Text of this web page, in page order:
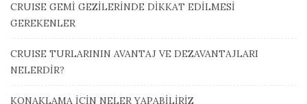
CRUISE GEMİ GEZİLERİNDE DİKKAT EDİLMESİ
GEREKENLER
CRUISE TURLARININ AVANTAJ VE DEZAVANTAJLARI
NELERDİR?
KONAKLAMA İÇİN NELER YAPABİLİRİZ